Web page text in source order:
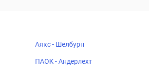
Аякс - Шелбурн
ПАОК - Андерлехт